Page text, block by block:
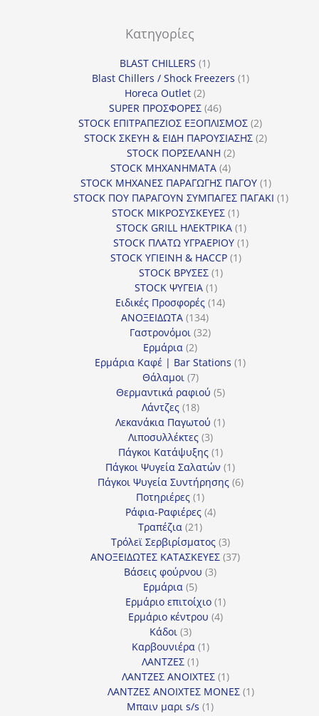
Κατηγορίες
BLAST CHILLERS 11
προϊόν
Blast Chillers / Shock Freezers 11
Horeca Outlet 22
προϊόντα
SUPER ΠΡΟΣΦΟΡΕΣ 4646
προϊόντα
STOCK ΕΠΙΤΡΑΠΕΖΙΟΣ ΕΞΟΠΛΙΣΜΟΣ 22
προϊόντα
STOCK ΣΚΕΥΗ & ΕΙΔΗ ΠΑΡΟΥΣΙΑΣΗΣ 22
STOCK ΠΟΡΣΕΛΑΝΗ 22
STOCK ΜΗΧΑΝΗΜΑΤΑ 44
προϊόντα
STOCK ΜΗΧΑΝΕΣ ΠΑΡΑΓΩΓΗΣ ΠΑΓΟΥ 11
προϊόν
STOCK ΠΟΥ ΠΑΡΑΓΟΥΝ ΣΥΜΠΑΓΕΣ ΠΑΓΑΚΙ 11
STOCK ΜΙΚΡΟΣΥΣΚΕΥΕΣ 11
προϊόν
STOCK GRILL ΗΛΕΚΤΡΙΚΑ 11
προϊόν
STOCK ΠΛΑΤΩ ΥΓΡΑΕΡΙΟΥ 11
STOCK ΥΓΙΕΙΝΗ & HACCP 11
STOCK ΒΡΥΣΕΣ 11
STOCK ΨΥΓΕΙΑ 11
προϊόν
Ειδικές Προσφορές 1414
ΑΝΟΞΕΙΔΩΤΑ 134134
προϊόντα
Γαστρονόμοι 3232
Ερμάρια 22
προϊόντα
Ερμάρια Καφέ | Bar Stations 11
Θάλαμοι 77
προϊόντα
Θερμαντικά ραφιού 55
Λάντζες 1818
προϊόντα
Λεκανάκια Παγωτού 11
Λιποσυλλέκτες 33
προϊόντα
Πάγκοι Κατάψυξης 11
προϊόν
Πάγκοι Ψυγεία Σαλατών 11
προϊόν
Πάγκοι Ψυγεία Συντήρησης 66
Ποτηριέρες 11
προϊόν
Ράφια-Ραφιέρες 44
Τραπέζια 2121
προϊόντα
Τρόλεϊ Σερβιρίσματος 33
προϊόντα
ΑΝΟΞΕΙΔΩΤΕΣ ΚΑΤΑΣΚΕΥΕΣ 3737
Βάσεις φούρνου 33
Ερμάρια 55
προϊόντα
Ερμάριο επιτοίχιο 11
προϊόν
Ερμάριο κέντρου 44
Κάδοι 33
προϊόντα
Καρβουνιέρα 11
ΛΑΝΤΖΕΣ 11
προϊόν
ΛΑΝΤΖΕΣ ΑΝΟΙΧΤΕΣ 11
προϊόν
ΛΑΝΤΖΕΣ ΑΝΟΙΧΤΕΣ ΜΟΝΕΣ 11
Μπαιν μαρι s/s 11